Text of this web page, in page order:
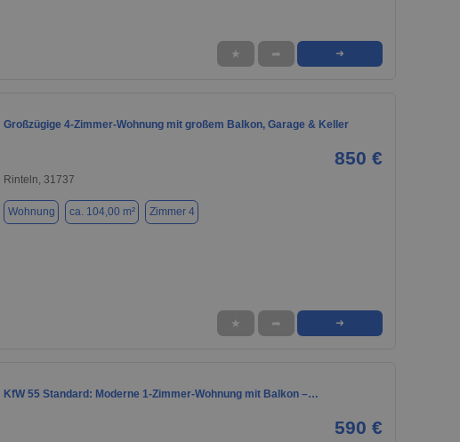
★ ➦ ➜
Großzügige 4-Zimmer-Wohnung mit großem Balkon, Garage & Keller
850 €
Rinteln, 31737
Wohnung ca. 104,00 m² Zimmer 4
★ ➦ ➜
KfW 55 Standard: Moderne 1-Zimmer-Wohnung mit Balkon –…
590 €